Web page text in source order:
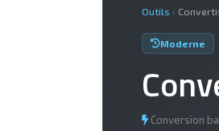
Outils ›
Moderne
Conversion